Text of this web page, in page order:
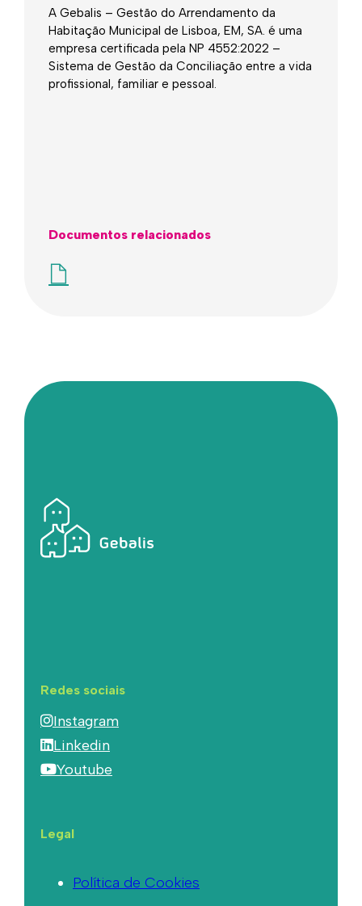
A Gebalis – Gestão do Arrendamento da
Habitação Municipal de Lisboa, EM, SA. é uma
empresa certificada pela NP 4552:2022 –
Sistema de Gestão da Conciliação entre a vida
profissional, familiar e pessoal.
Documentos relacionados
Redes sociais
Instagram
Linkedin
Youtube
Legal
Política de Cookies